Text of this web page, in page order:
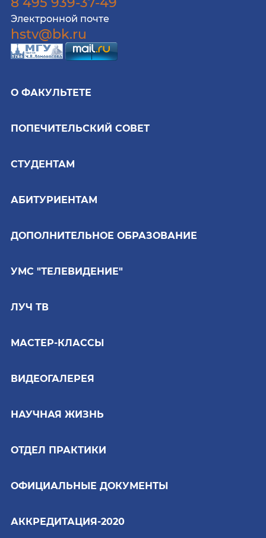
Электронной почте
hstv@bk.ru
О ФАКУЛЬТЕТЕ
ПОПЕЧИТЕЛЬСКИЙ СОВЕТ
СТУДЕНТАМ
АБИТУРИЕНТАМ
ДОПОЛНИТЕЛЬНОЕ ОБРАЗОВАНИЕ
УМС "ТЕЛЕВИДЕНИЕ"
ЛУЧ ТВ
МАСТЕР-КЛАССЫ
ВИДЕОГАЛЕРЕЯ
НАУЧНАЯ ЖИЗНЬ
ОТДЕЛ ПРАКТИКИ
ОФИЦИАЛЬНЫЕ ДОКУМЕНТЫ
АККРЕДИТАЦИЯ-2020